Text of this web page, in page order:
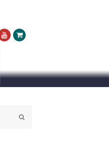
Youtube
Xing